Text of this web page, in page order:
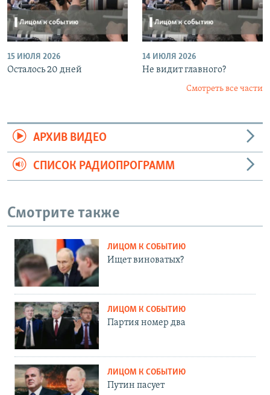
15 ИЮЛЯ 2026
Осталось 20 дней
14 ИЮЛЯ 2026
Не видит главного?
Смотреть все части
АРХИВ ВИДЕО
СПИСОК РАДИОПРОГРАММ
Смотрите также
ЛИЦОМ К СОБЫТИЮ
Ищет виноватых?
ЛИЦОМ К СОБЫТИЮ
Партия номер два
ЛИЦОМ К СОБЫТИЮ
Путин пасует